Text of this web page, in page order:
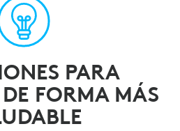
PARA
FORMA MÁS